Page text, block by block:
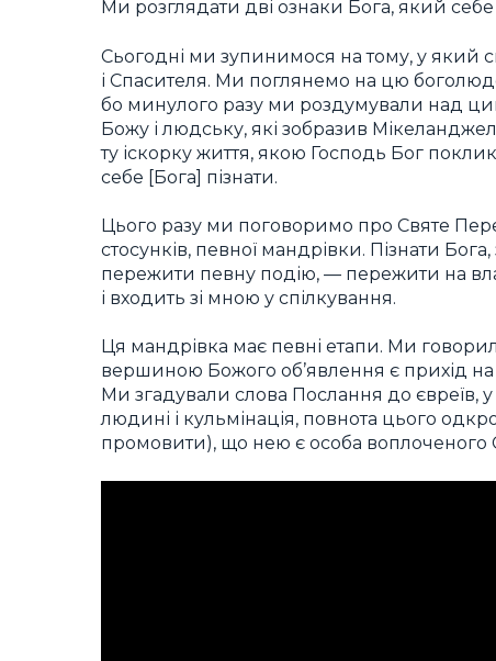
Ми розглядати дві ознаки Бога, який
Сьогодні ми зупинимося на тому, у який
і Спасителя. Ми поглянемо на цю
бо минулого разу ми роздумували над
Божу і людську, які зобразив
ту іскорку життя, якою Господь Бог
себе [Бога] пізнати.
Цього разу ми поговоримо про Святе
стосунків, певної мандрівки. Пізнати
пережити певну подію, — пережити на
і входить зі мною у спілкування.
Ця мандрівка має певні етапи. Ми
вершиною Божого об’явлення є прихід
Ми згадували слова Послання до євреїв, у
людині і кульмінація, повнота цього
промовити), що нею є особа воплоченого